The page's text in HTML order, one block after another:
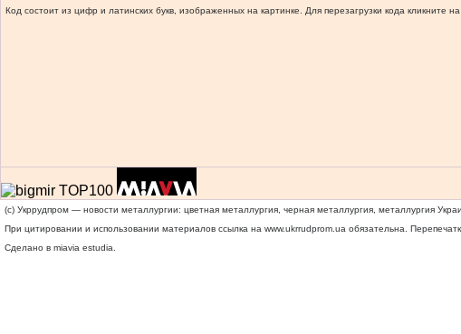
Код состоит из цифр и латинских букв, изображенных на картинке. Для перезагрузки кода кликните на
(c) Укррудпром — новости металлургии: цветная металлургия, черная металлургия, металлургия
При цитировании и использовании материалов ссылка на www.ukrrudprom.ua обязательна.
Сделано в miavia estudia.